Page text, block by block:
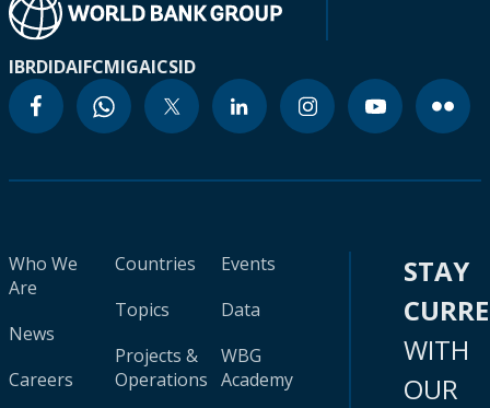
IBRDIDAIFCMIGAICSID
Who We
Are
News
Careers
Countries
Topics
Projects &
Operations
Events
Data
WBG
Academy
STAY
WITH
OUR